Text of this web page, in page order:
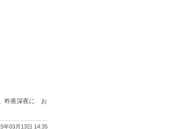
昨夜深夜に お
年03月13日 14:35